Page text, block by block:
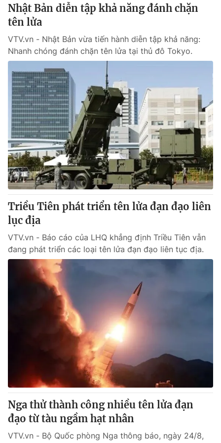
® Cấm sao chép dưới mọi hình thức nếu không có sự chấp
thuận bằng văn bản. Ghi rõ nguồn VTV.vn khi phát hành lại
thông tin từ website này.
Nhật Bản diễn tập khả năng đánh chặn
tên lửa
VTV.vn - Nhật Bản vừa tiến hành diễn tập khả năng:
Nhanh chóng đánh chặn tên lửa tại thủ đô Tokyo.
Triều Tiên phát triển tên lửa đạn đạo liên
lục địa
VTV.vn - Báo cáo của LHQ khẳng định Triều Tiên vẫn
đang phát triển các loại tên lửa đạn đạo liên tục địa.
Nga thử thành công nhiều tên lửa đạn
đạo từ tàu ngầm hạt nhân
VTV.vn - Bộ Quốc phòng Nga thông báo, ngày 24/8,